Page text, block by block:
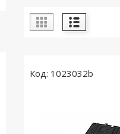
1023032b